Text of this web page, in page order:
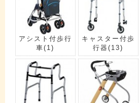
アシスト付歩行
車(1)
キャスター付歩
行器(13)